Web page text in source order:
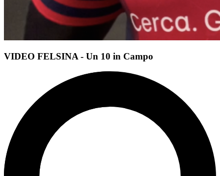
VIDEO FELSINA - Un 10 in Campo